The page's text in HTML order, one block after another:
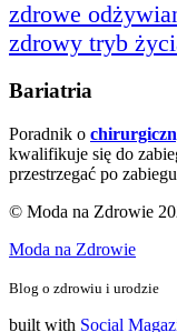
zdrowe
zdrowy tryb
Bariatria
Poradnik o
kwalifikuje się do
przestrzegać po
© Moda na Zdrowie
Moda na Zdrowie
Blog o zdrowiu i urodzie
built with Social